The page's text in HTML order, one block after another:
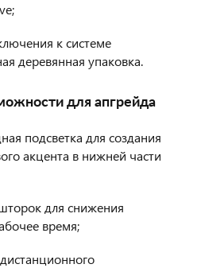
к системе
деревянная упаковка.
для апгрейда
подсветка для создания
акцента в нижней части
для снижения
время;